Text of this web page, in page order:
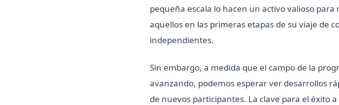
pequeña escala lo hacen un activo valioso
aquellos en las primeras etapas de su viaje de
independientes.
Sin embargo, a medida que el campo de la
avanzando, podemos esperar ver desarrollos
de nuevos participantes. La clave para el éxito